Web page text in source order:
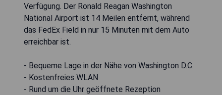
Verfügung. Der Ronald Reagan Washington
National Airport ist 14 Meilen entfernt, während
das FedEx Field in nur 15 Minuten mit dem Auto
erreichbar ist.
- Bequeme Lage in der Nähe von Washington D.C.
- Kostenfreies WLAN
- Rund um die Uhr geöffnete Rezeption